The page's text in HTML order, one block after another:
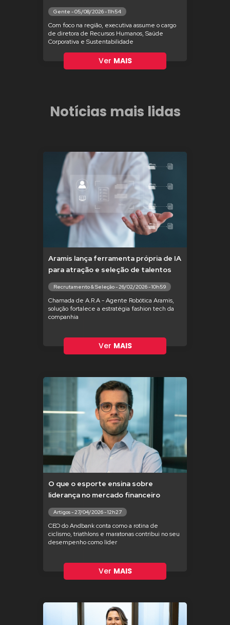
Gente - 05/08/2026 - 11h54
Com foco na região, executiva assume o cargo
de diretora de Recursos Humanos, Saúde
Corporativa e Sustentabilidade
Ver MAIS
Notícias mais lidas
Aramis lança ferramenta própria de IA
para atração e seleção de talentos
Recrutamento & Seleção - 26/02/2026 - 10h59
Chamada de A.R.A - Agente Robótica Aramis,
solução fortalece a estratégia fashion tech da
companhia
Ver MAIS
O que o esporte ensina sobre
liderança no mercado financeiro
Artigos - 27/04/2026 - 12h27
CEO do Andbank conta como a rotina de
ciclismo, triathlons e maratonas contribui no seu
desempenho como líder
Ver MAIS